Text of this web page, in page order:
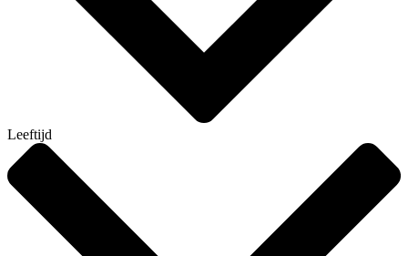
Leeftijd